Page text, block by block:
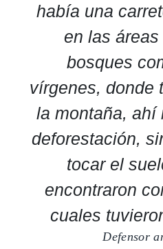
había una
en las
bosques
vírgenes, donde
la montaña, ahí
deforestación,
tocar el
encontraron
cuales
Defensor